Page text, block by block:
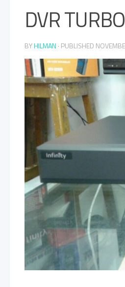
DVR
BYHILMAN · PUBLISHED